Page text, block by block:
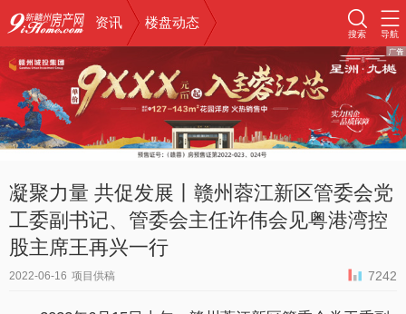
资讯 楼盘动态
搜索 导航
凝聚力量 共促发展丨赣州蓉江新区管委会党
工委副书记、管委会主任许伟会见粤港湾控
股主席王再兴一行
2022-06-16 项目供稿 7242